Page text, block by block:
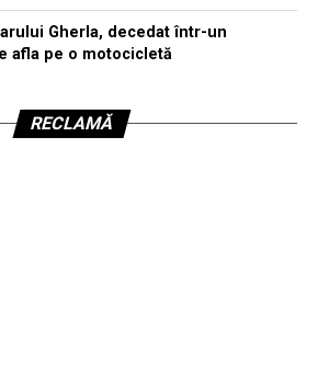
Gherla, decedat într-un
afla pe o motocicletă
RECLAMĂ